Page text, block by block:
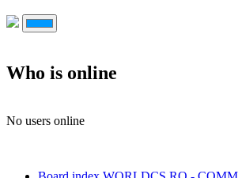
Who is online
No users online